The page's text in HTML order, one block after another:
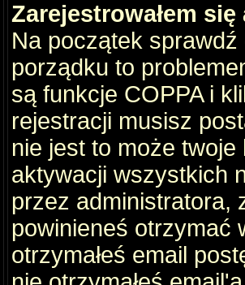
Zarejestrowałem
Na początek
porządku to
są funkcje COPPA i
rejestracji musisz
nie jest to może
aktywacji wszystkich
przez administratora,
powinieneś otrzymać
otrzymałeś email